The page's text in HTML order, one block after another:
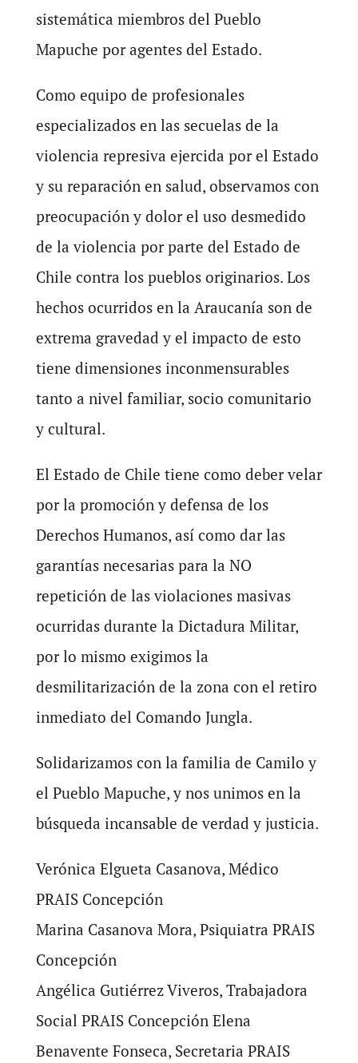
sistemática miembros del Pueblo
Mapuche por agentes del Estado.
Como equipo de profesionales
especializados en las secuelas de la
violencia represiva ejercida por el Estado
y su reparación en salud, observamos con
preocupación y dolor el uso desmedido
de la violencia por parte del Estado de
Chile contra los pueblos originarios. Los
hechos ocurridos en la Araucanía son de
extrema gravedad y el impacto de esto
tiene dimensiones inconmensurables
tanto a nivel familiar, socio comunitario
y cultural.
El Estado de Chile tiene como deber velar
por la promoción y defensa de los
Derechos Humanos, así como dar las
garantías necesarias para la NO
repetición de las violaciones masivas
ocurridas durante la Dictadura Militar,
por lo mismo exigimos la
desmilitarización de la zona con el retiro
inmediato del Comando Jungla.
Solidarizamos con la familia de Camilo y
el Pueblo Mapuche, y nos unimos en la
búsqueda incansable de verdad y justicia.
Verónica Elgueta Casanova, Médico
PRAIS Concepción
Marina Casanova Mora, Psiquiatra PRAIS
Concepción
Angélica Gutiérrez Viveros, Trabajadora
Social PRAIS Concepción Elena
Benavente Fonseca, Secretaria PRAIS